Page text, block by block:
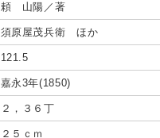
頼 山陽／著
須原屋茂兵衛 ほか
121.5
嘉永3年(1850)
２，３６丁
２５ｃｍ